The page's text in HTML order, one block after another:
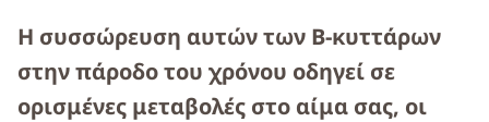
Η συσσώρευση αυτών των Β-κυττάρων
στην πάροδο του χρόνου οδηγεί σε
ορισμένες μεταβολές στο αίμα σας, οι